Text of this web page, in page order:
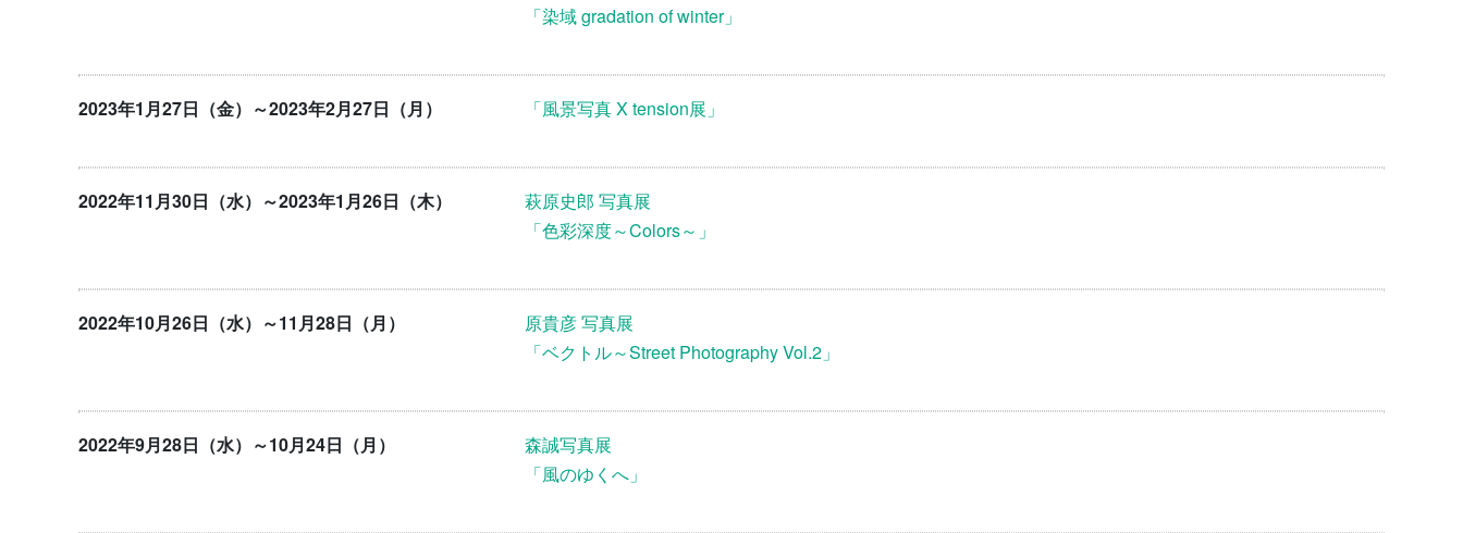
「染域 gradation of winter」
2023年1月27日（金）～2023年2月27日（月） 「風景写真 X tension展」
2022年11月30日（水）～2023年1月26日（木）
萩原史郎 写真展
「色彩深度～Colors～」
2022年10月26日（水）～11月28日（月）
原貴彦 写真展
「ベクトル～Street Photography Vol.2」
2022年9月28日（水）～10月24日（月）
森誠写真展
「風のゆくへ」